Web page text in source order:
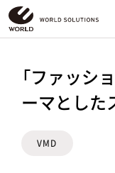
「ファッシ
ーマとした
VMD